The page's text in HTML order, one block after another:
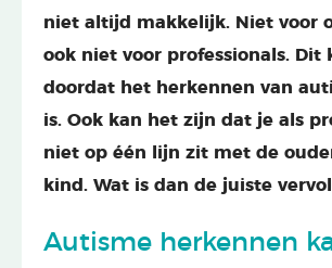
niet altijd makkelijk. Niet voor
ook niet voor professionals. Dit
doordat het herkennen van
is. Ook kan het zijn dat je als
niet op één lijn zit met de
kind. Wat is dan de juiste
Autisme herkennen